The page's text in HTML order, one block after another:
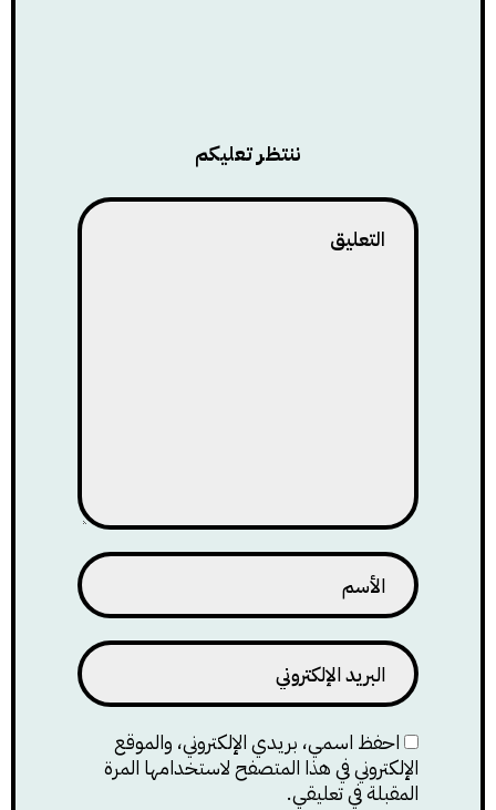
ننتظر تعليكم
احفظ اسمي، بريدي الإلكتروني، والموقع
الإلكتروني في هذا المتصفح لاستخدامها المرة
المقبلة في تعليقي.